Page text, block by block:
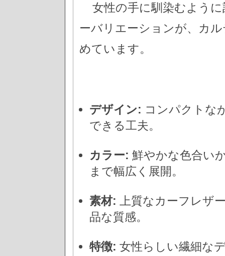
女性の手に馴染むよう
ーバリエーションが、カ
めています。
デザイン: コンパクトな
できる工夫。
カラー: 鮮やかな色合い
まで幅広く展開。
素材: 上質なカーフレザ
品な質感。
特徴: 女性らしい繊細な